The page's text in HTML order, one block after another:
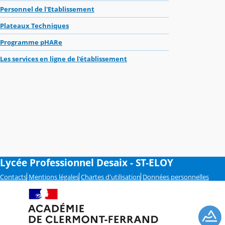
Personnel de l'Etablissement
Plateaux Techniques
Programme pHARe
Les services en ligne de l'établissement
Lycée Professionnel Desaix - ST-ELOY
Contacts Mentions légales Chartes d'utilisation Données personnelles